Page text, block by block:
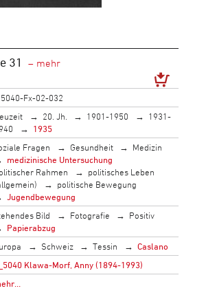
31
5040-Fx-02-032
20. Jh. 1901-1950
1931-
1935
Fragen Gesundheit
Medizin
medizinische Untersuchung
Rahmen
politisches Leben
politische Bewegung
Jugendbewegung
Bild Fotografie
Positiv
Papierabzug
Schweiz Tessin
Caslano
Klawa-Morf, Anny (1894-1993)